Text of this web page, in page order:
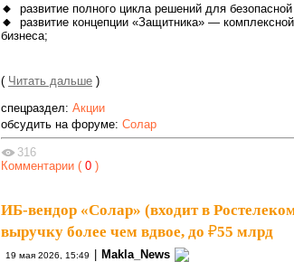
🔸 развитие полного цикла решений для
🔸 развитие концепции «Защитника» —
бизнеса;
( Читать дальше )
спецраздел: Акции
обсудить на форуме: Солар
316
Комментарии ( 0 )
ИБ-вендор «Солар» (входит в
выручку более чем вдвое, до ₽55 млрд
19 мая 2026, 15:49 | Makla_News